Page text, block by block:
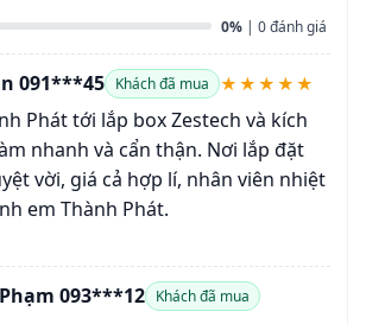
0% | 0 đánh giá
091***45 Khách đã mua ★★★★★
Phát tới lắp box Zestech và kích
nhanh và cẩn thận. Nơi lắp đặt
vời, giá cả hợp lí, nhân viên nhiệt
em Thành Phát.
093***12 Khách đã mua